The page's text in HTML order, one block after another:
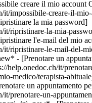
creare il mio account
it/impossibile-creare-il-
la mia password]
it/ripristinare-la-mia-
l'e-mail del mio
it/ripristinare-le-mail-del-
- [Prenotare un
help.onedoc.ch/it/
medico/terapista-
un appuntamento
it/prenotare-un-